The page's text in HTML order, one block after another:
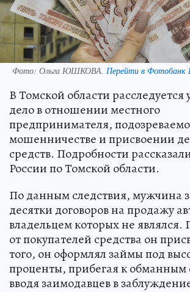
Фото: Ольга ЮШКОВА. Перейти в Фотобанк
В Томской области расследуется
дело в отношении местного
предпринимателя,
мошенничестве и присвоении
средств. Подробности
России по Томской области.
По данным следствия, мужчина
десятки договоров на продажу
владельцем которых не являлся.
от покупателей средства он
того, он оформлял займы под
проценты, прибегая к обманным
вводя заимодавцев в